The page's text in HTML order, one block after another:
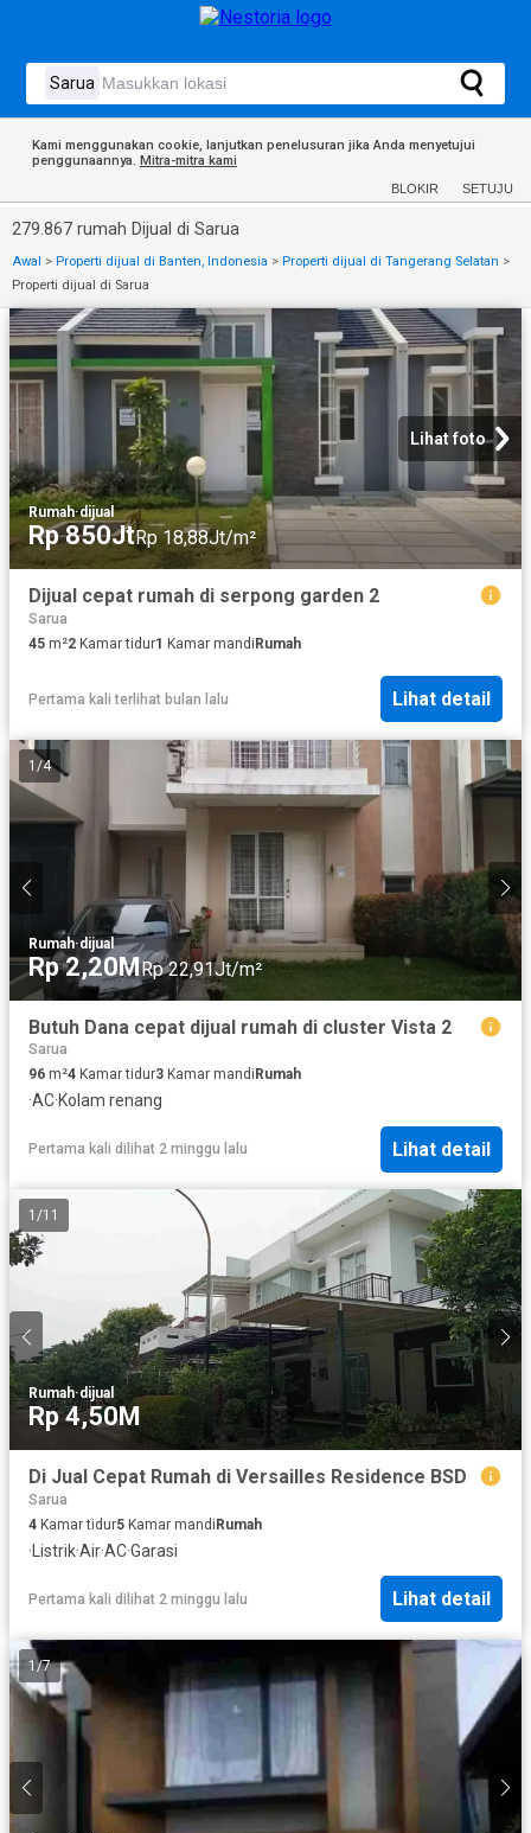
Kami menggunakan cookie, lanjutkan penelusuran jika Anda menyetujui
penggunaannya. Mitra-mitra kami
BLOKIR SETUJU
279.867 rumah Dijual di Sarua
Awal > Properti dijual di Banten, Indonesia > Properti dijual di Tangerang Selatan >
Properti dijual di Sarua
Lihat foto
Rumah·dijual
Rp 850JtRp 18,88Jt/m²
Dijual cepat rumah di serpong garden 2
Sarua
45 m²2 Kamar tidur1 Kamar mandiRumah
Pertama kali terlihat bulan lalu Lihat detail
1 /4
Rumah·dijual
Rp 2,20MRp 22,91Jt/m²
Butuh Dana cepat dijual rumah di cluster Vista 2
Sarua
96 m²4 Kamar tidur3 Kamar mandi Rumah
·AC·Kolam renang
Pertama kali dilihat 2 minggu lalu Lihat detail
1 /11
Rumah·dijual
Rp 4,50M
Di Jual Cepat Rumah di Versailles Residence BSD
Sarua
4 Kamar tidur5 Kamar mandi Rumah
· Listrik·Air·AC·Garasi
Pertama kali dilihat 2 minggu lalu Lihat detail
1 /7